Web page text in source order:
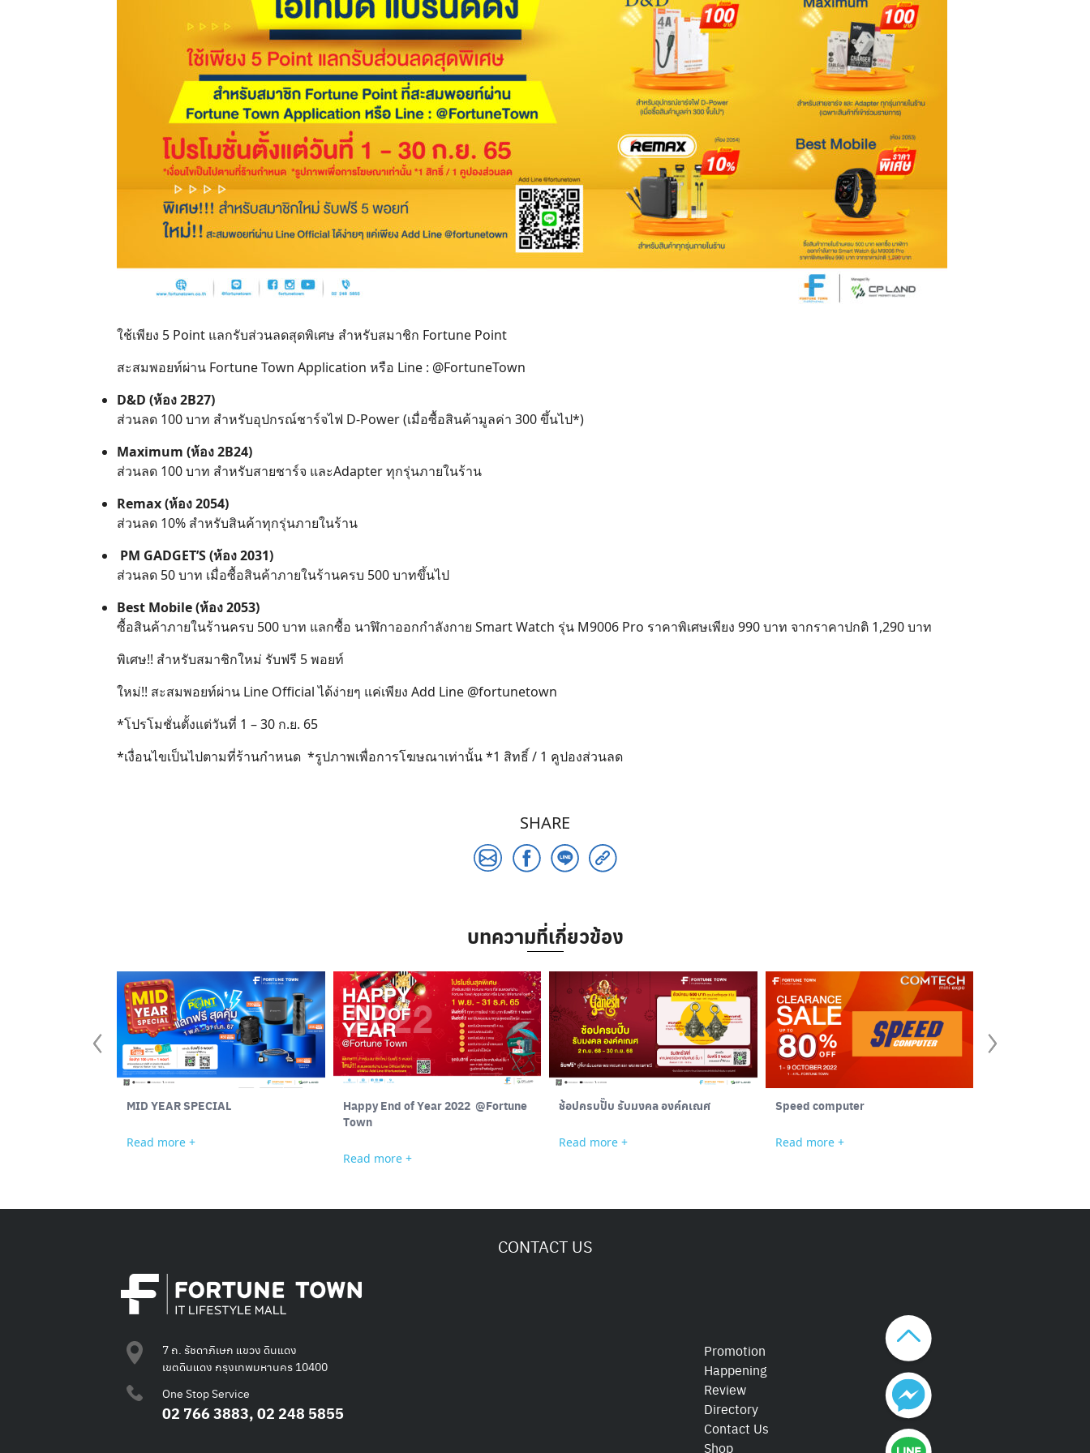
for:
ใช้เพียง 5 Point แลกรับส่วนลดสุดพิเศษ สำหรับสมาชิก Fortune Point
สะสมพอยท์ผ่าน Fortune Town Application หรือ Line : @FortuneTown
D&D (ห้อง 2B27)
ส่วนลด 100 บาท สำหรับอุปกรณ์ชาร์จไฟ D-Power (เมื่อซื้อสินค้ามูลค่า 300 ขึ้นไป*)
Maximum (ห้อง 2B24)
ส่วนลด 100 บาท สำหรับสายชาร์จ และAdapter ทุกรุ่นภายในร้าน
Remax (ห้อง 2054)
ส่วนลด 10% สำหรับสินค้าทุกรุ่นภายในร้าน
PM GADGET’S (ห้อง 2031)
ส่วนลด 50 บาท เมื่อซื้อสินค้าภายในร้านครบ 500 บาทขึ้นไป
Best Mobile (ห้อง 2053)
ซื้อสินค้าภายในร้านครบ 500 บาท แลกซื้อ นาฬิกาออกกำลังกาย Smart Watch รุ่น M9006 Pro ราคาพิเศษเพียง 990 บาท จากราคาปกติ 1,290 บาท
พิเศษ!! สำหรับสมาชิกใหม่ รับฟรี 5 พอยท์
ใหม่!! สะสมพอยท์ผ่าน Line Official ได้ง่ายๆ แค่เพียง Add Line @fortunetown
*โปรโมชั่นตั้งแต่วันที่ 1 – 30 ก.ย. 65
*เงื่อนไขเป็นไปตามที่ร้านกำหนด *รูปภาพเพื่อการโฆษณาเท่านั้น *1 สิทธิ์ / 1 คูปองส่วนลด
SHARE
บทความที่เกี่ยวข้อง
MID YEAR SPECIAL
Read more +
Happy End of Year 2022 @Fortune
Town
Read more +
ช้อปครบปั๊บ รับมงคล องค์คเณศ
Read more +
Speed computer
Read more +
CONTACT US
7 ถ. รัชดาภิเษก แขวง ดินแดง
เขตดินแดง กรุงเทพมหานคร 10400
One Stop Service
02 766 3883, 02 248 5855
Promotion
Happening
Review
Directory
Contact Us
Shop